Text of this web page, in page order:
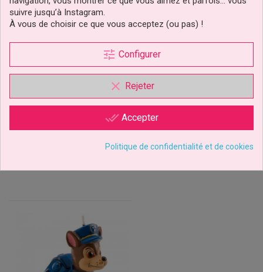
Sucettes Pat’Patrouille –
Thématiques Pour...
Prix
2,49 €
Ajouter au panier
Disque Chase, Stella,
Patrouille
Prix
3,99 €
Ajouter au panier
suivre jusqu’à Instagram.
À vous de choisir ce que vous acceptez (ou pas) !
tune Configurer
clear Rejeter
done_all Accepter
Politique de confidentialité et de cookies